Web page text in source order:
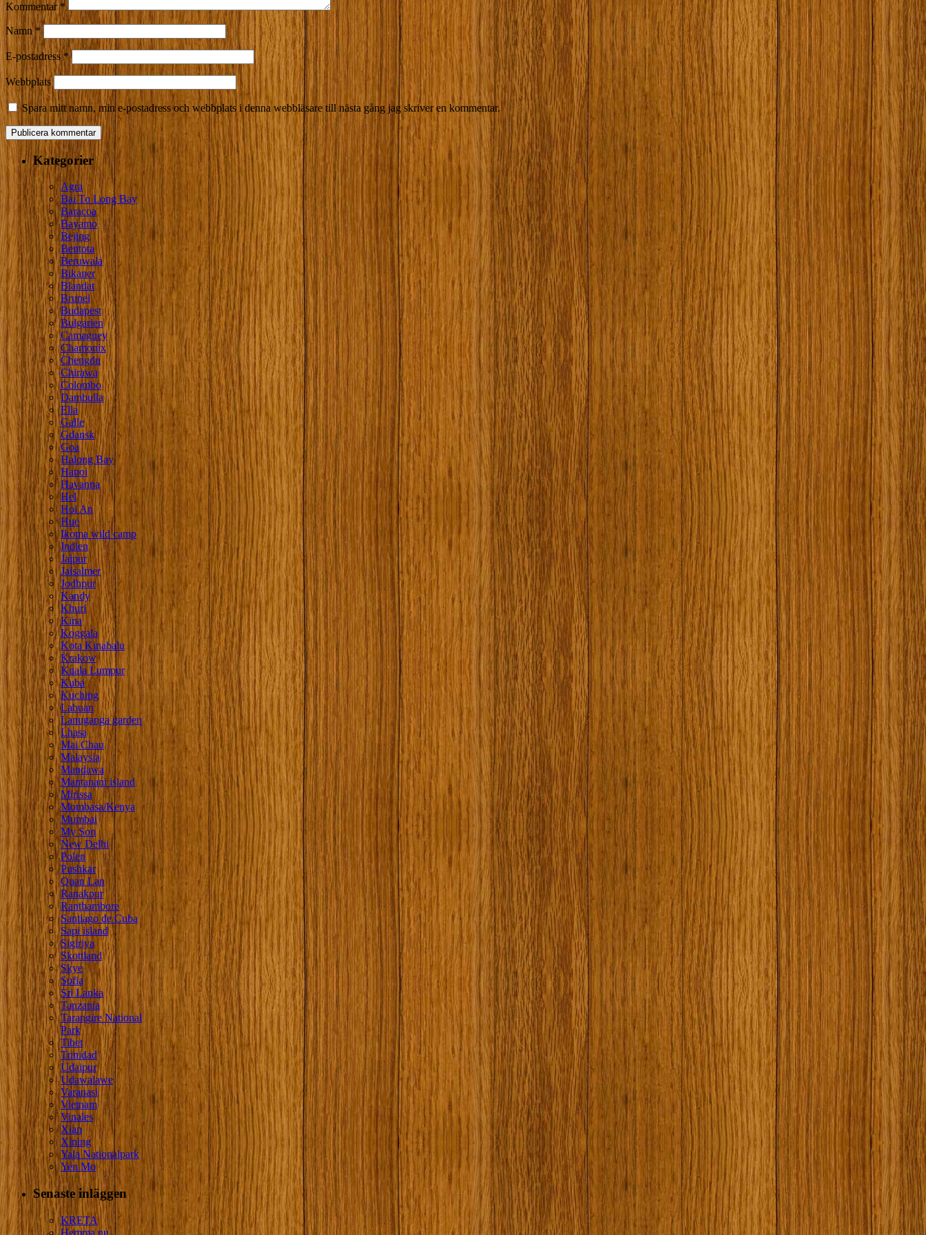
Kommentar*
Namn*
E-postadress*
Webbplats
Spara mitt namn, min e-postadress och webbplats i denna webbläsare till nästa gång jag skriver en kommentar.
Kategorier
Agra
Bai To Long Bay
Baracoa
Bayamo
Bejing
Bentota
Beruwala
Bikaner
Blandat
Brunei
Budapest
Bulgarien
Camaguey
Chamonix
Chengdu
Chirawa
Colombo
Dambulla
Ella
Galle
Gdansk
Goa
Halong Bay
Hanoi
Havanna
Hel
Hoi An
Hue
Ikoma wild camp
Indien
Jaipur
Jaisalmer
Jodhpur
Kandy
Khuri
Kina
Koggala
Kota Kinabalu
Krakow
Kuala Lumpur
Kuba
Kuching
Labuan
Lanuganga garden
Lhasa
Mai Chau
Malaysia
Mandawa
Mantanani island
Mirissa
Mombasa/Kenya
Mumbai
My Son
New Delhi
Polen
Pushkar
Quan Lan
Ranakpur
Ranthambore
Santiago de Cuba
Sapi island
Sigiriya
Skottland
Skye
Sofia
Sri Lanka
Tanzania
Tarangire National
Park
Tibet
Trinidad
Udaipur
Udawalawe
Varanasi
Vietnam
Vinales
Xian
Xining
Yala Nationalpark
Yen Mo
Senaste inläggen
KRETA
Hemma nu